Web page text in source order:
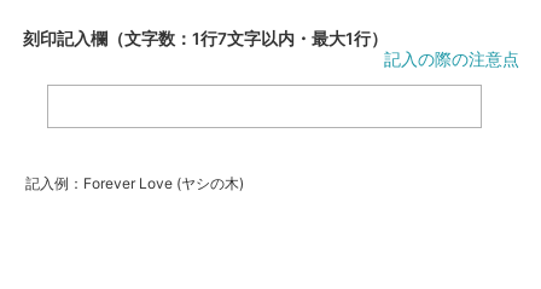
刻印記入欄（文字数：1行7文字以内・最大1行）
記入の際の注意点
記入例：Forever Love (ヤシの木)